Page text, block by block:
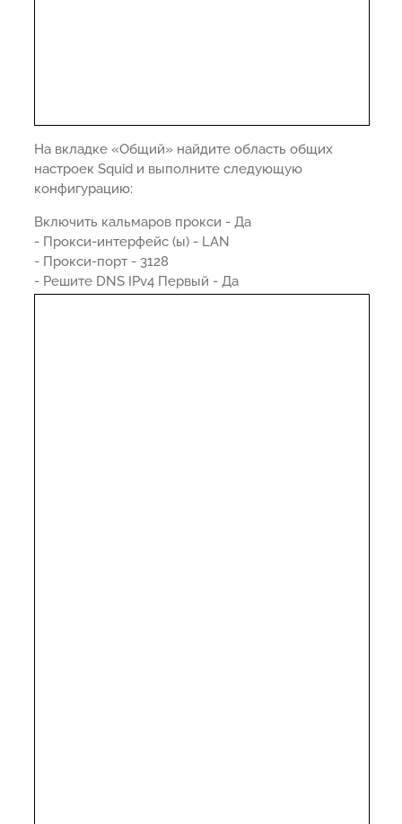
На вкладке «Общий» найдите область общих
настроек Squid и выполните следующую
конфигурацию:
Включить кальмаров прокси - Да
- Прокси-интерфейс (ы) - LAN
- Прокси-порт - 3128
- Решите DNS IPv4 Первый - Да